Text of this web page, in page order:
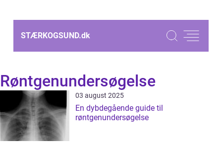
STÆRKOGSUND.dk
Røntgenundersøgelse
03 august 2025
En dybdegående guide til
røntgenundersøgelse